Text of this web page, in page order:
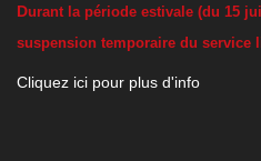
Durant la période estivale (du 15
suspension temporaire du service
Cliquez ici pour plus d'info